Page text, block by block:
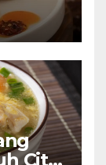
Cita